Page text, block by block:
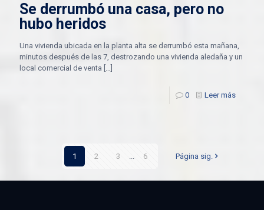
Se derrumbó una casa, pero no
hubo heridos
Una vivienda ubicada en la planta alta se derrumbó esta mañana,
minutos después de las 7, destrozando una vivienda aledaña y un
local comercial de venta […]
0 Leer más
1 2 3 ... 6 Página sig.